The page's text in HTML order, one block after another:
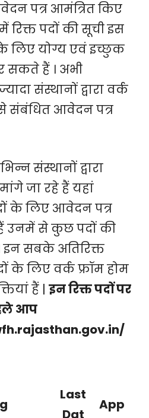
पत्र आमंत्रित किए
रिक्त पदों की सूची इस
लिए योग्य एवं इच्छुक
सकते हैं । अभी
संस्थानों द्वारा वर्क
संबंधित आवेदन पत्र
संस्थानों द्वारा
जा रहे हैं यहां
के लिए आवेदन पत्र
उनमें से कुछ पदों की
इन सबके अतिरिक्त
के लिए वर्क फ्रॉम होम
हैं | इन रिक्त पदों पर
आप
Last
Dat
App